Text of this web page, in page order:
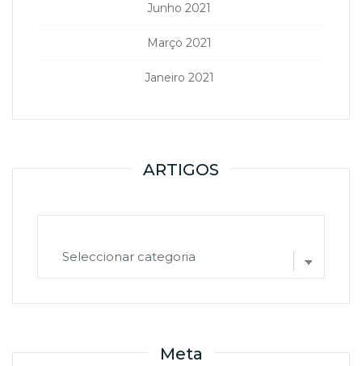
Junho 2021
Março 2021
Janeiro 2021
ARTIGOS
Meta